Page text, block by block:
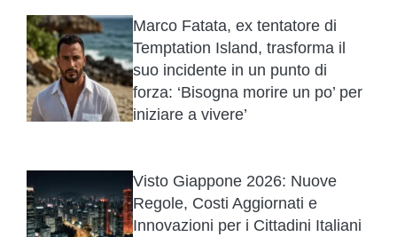
Marco Fatata, ex tentatore di
Temptation Island, trasforma il
suo incidente in un punto di
forza: ‘Bisogna morire un po’ per
iniziare a vivere’
Visto Giappone 2026: Nuove
Regole, Costi Aggiornati e
Innovazioni per i Cittadini Italiani